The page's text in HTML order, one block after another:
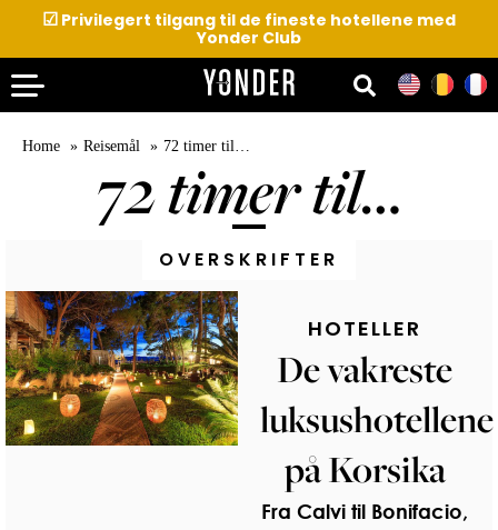
☑ Privilegert tilgang til de fineste hotellene med
Yonder Club
Home Reisemål 72 timer til…
72 timer til…
OVERSKRIFTER
HOTELLER
De vakreste
luksushotellene
på Korsika
Fra Calvi til Bonifacio,